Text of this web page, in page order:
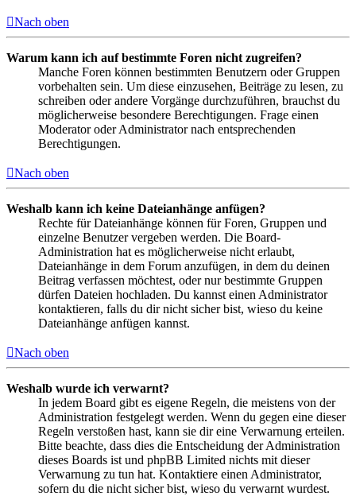
Nach oben
Warum kann ich auf bestimmte Foren nicht zugreifen?
Manche Foren können bestimmten Benutzern oder Gruppen
vorbehalten sein. Um diese einzusehen, Beiträge zu lesen, zu
schreiben oder andere Vorgänge durchzuführen, brauchst du
möglicherweise besondere Berechtigungen. Frage einen
Moderator oder Administrator nach entsprechenden
Berechtigungen.
Nach oben
Weshalb kann ich keine Dateianhänge anfügen?
Rechte für Dateianhänge können für Foren, Gruppen und
einzelne Benutzer vergeben werden. Die Board-
Administration hat es möglicherweise nicht erlaubt,
Dateianhänge in dem Forum anzufügen, in dem du deinen
Beitrag verfassen möchtest, oder nur bestimmte Gruppen
dürfen Dateien hochladen. Du kannst einen Administrator
kontaktieren, falls du dir nicht sicher bist, wieso du keine
Dateianhänge anfügen kannst.
Nach oben
Weshalb wurde ich verwarnt?
In jedem Board gibt es eigene Regeln, die meistens von der
Administration festgelegt werden. Wenn du gegen eine dieser
Regeln verstoßen hast, kann sie dir eine Verwarnung erteilen.
Bitte beachte, dass dies die Entscheidung der Administration
dieses Boards ist und phpBB Limited nichts mit dieser
Verwarnung zu tun hat. Kontaktiere einen Administrator,
sofern du die nicht sicher bist, wieso du verwarnt wurdest.